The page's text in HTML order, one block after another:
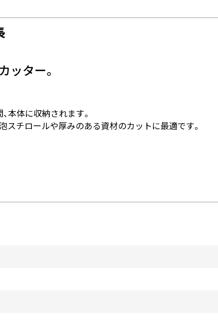
ター。
本体に収納されます。
チロールや厚みのある資材のカットに最適です。